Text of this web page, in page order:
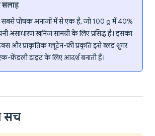
सलाह
सबसे पोषक अनाजों में से एक है, जो 100 g में 40%
असाधारण खनिज सामग्री के लिए प्रसिद्ध है। इसका
और प्राकृतिक ग्लूटेन-फ्री प्रकृति इसे ब्लड शुगर
फ्रेंडली डाइट के लिए आदर्श बनाती है।
सच